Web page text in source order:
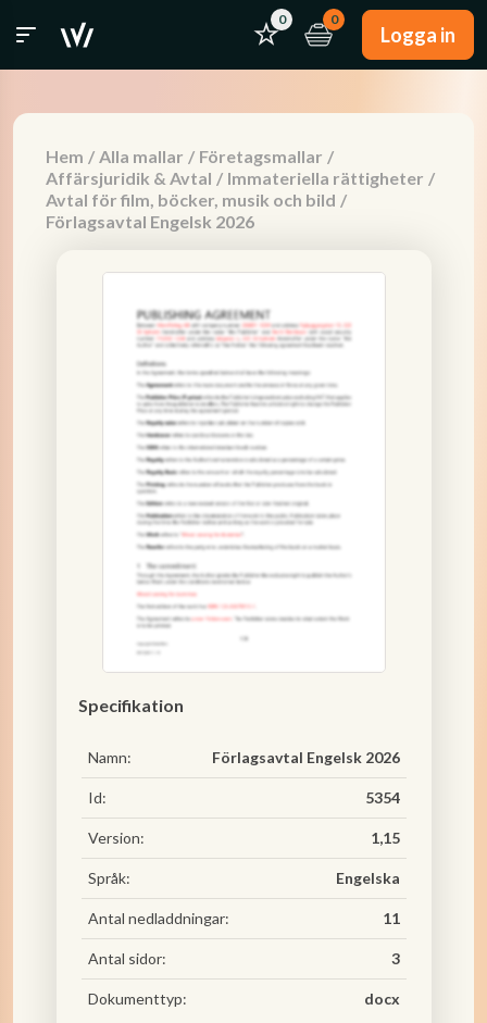
0 0
Logga in
Hem / Alla mallar / Företagsmallar /
Affärsjuridik & Avtal / Immateriella rättigheter /
Avtal för film, böcker, musik och bild /
Förlagsavtal Engelsk 2026
Specifikation
Namn: Förlagsavtal Engelsk 2026
Id: 5354
Version: 1,15
Språk: Engelska
Antal nedladdningar: 11
Antal sidor: 3
Dokumenttyp: docx